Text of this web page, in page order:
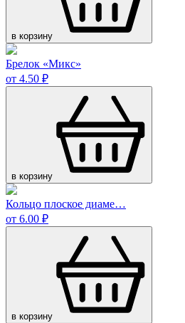
в корзину
Брелок «Микс»
от 4.50 ₽
в корзину
Кольцо плоское диаме…
от 6.00 ₽
в корзину